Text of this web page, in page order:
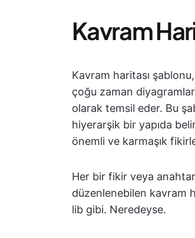
Kavram
Kavram haritası
çoğu zaman
olarak temsil eder. Bu
hiyerarşik bir yapıda
önemli ve karmaşık
Her bir fikir veya anahtar
düzenlenebilen kavram
lib gibi. Neredeyse.